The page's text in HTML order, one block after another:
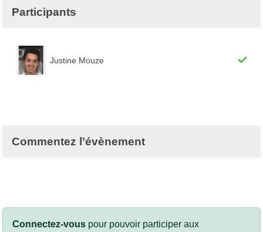
Participants
Justine Mouze
Commentez l’évènement
Connectez-vous pour pouvoir participer aux